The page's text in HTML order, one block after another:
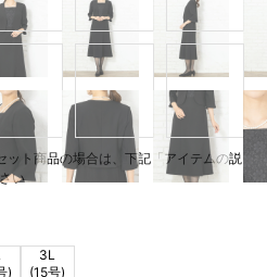
ト商品の場合は、下記「アイテムの説
い
)
3L
(15号)